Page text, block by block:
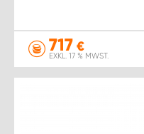
717 €
EXKL. 17 % MWST.